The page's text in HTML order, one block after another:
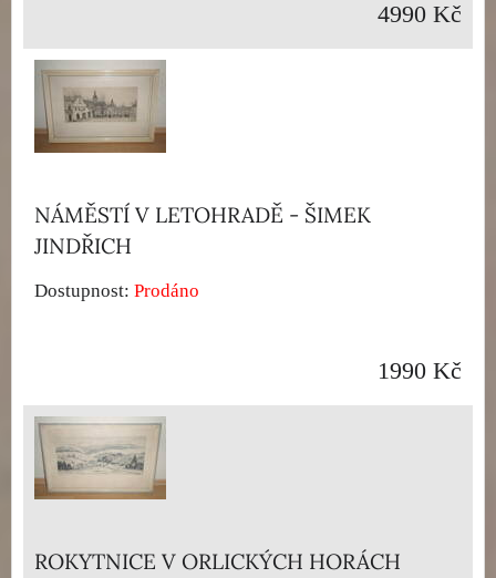
4990 Kč
NÁMĚSTÍ V LETOHRADĚ - ŠIMEK
JINDŘICH
Dostupnost: Prodáno
1990 Kč
ROKYTNICE V ORLICKÝCH HORÁCH